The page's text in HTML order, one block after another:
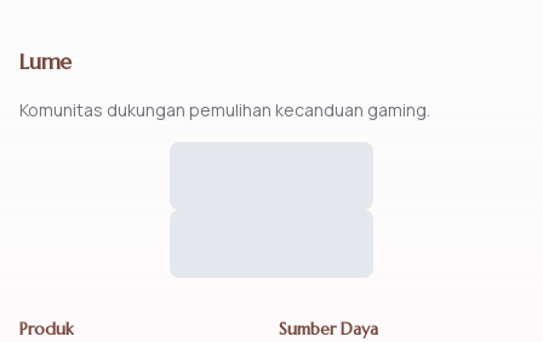
Lume
Komunitas dukungan pemulihan kecanduan gaming.
Produk Sumber Daya